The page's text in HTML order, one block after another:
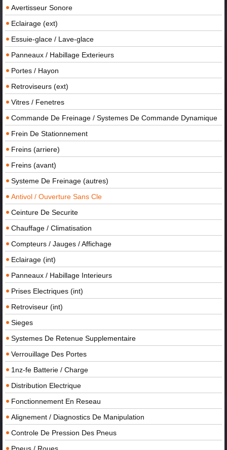
Avertisseur Sonore
Eclairage (ext)
Essuie-glace / Lave-glace
Panneaux / Habillage Exterieurs
Portes / Hayon
Retroviseurs (ext)
Vitres / Fenetres
Commande De Freinage / Systemes De Commande Dynamique
Frein De Stationnement
Freins (arriere)
Freins (avant)
Systeme De Freinage (autres)
Antivol / Ouverture Sans Cle
Ceinture De Securite
Chauffage / Climatisation
Compteurs / Jauges / Affichage
Eclairage (int)
Panneaux / Habillage Interieurs
Prises Electriques (int)
Retroviseur (int)
Sieges
Systemes De Retenue Supplementaire
Verrouillage Des Portes
1nz-fe Batterie / Charge
Distribution Electrique
Fonctionnement En Reseau
Alignement / Diagnostics De Manipulation
Controle De Pression Des Pneus
Pneus / Roues